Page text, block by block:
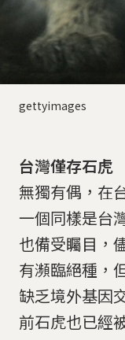
gettyimages
台灣僅存石虎
無獨有偶，在
一個同樣是
也備受矚目，
有瀕臨絕種，
缺乏境外基因
前石虎也已經